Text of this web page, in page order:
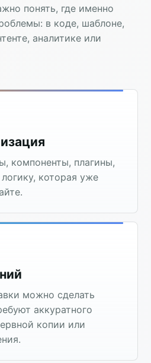
понять, где именно
в коде, шаблоне,
аналитике или
компоненты, плагины,
которая уже
можно сделать
аккуратного
копии или